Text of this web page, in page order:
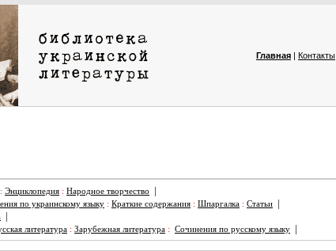
Главная | Контакты
: Энциклопедия : Народное творчество
|
по украинскому языку : Краткие содержания : Шпаргалка : Статьи
|
|
литература : Зарубежная литература : Сочинения по русскому языку |